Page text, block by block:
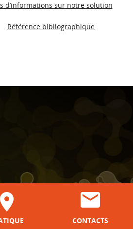
d’informations sur notre solution
Référence bibliographique
CONTACTS